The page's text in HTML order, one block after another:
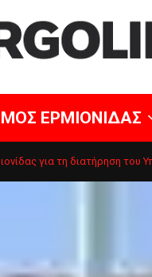
ΕΡΜΙΟΝΙΔΑΣ
για τη διατήρηση του